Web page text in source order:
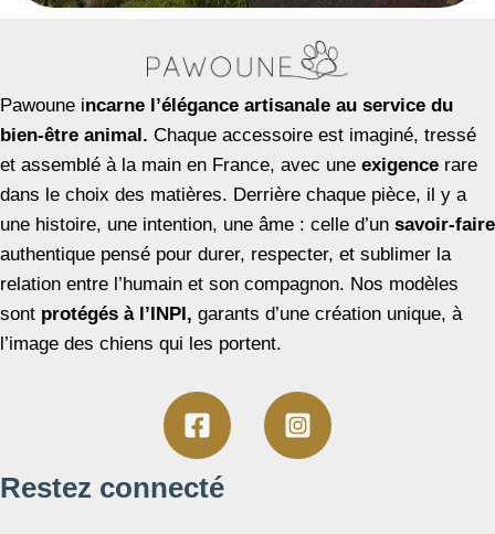
Pawoune incarne l’élégance artisanale au service du
bien-être animal. Chaque accessoire est imaginé, tressé
et assemblé à la main en France, avec une exigence rare
dans le choix des matières. Derrière chaque pièce, il y a
une histoire, une intention, une âme : celle d’un savoir-faire
authentique pensé pour durer, respecter, et sublimer la
relation entre l’humain et son compagnon. Nos modèles
sont protégés à l’INPI, garants d’une création unique, à
l’image des chiens qui les portent.
Restez connecté